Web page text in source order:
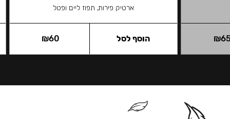
₪
ארטיק פירות, תפוז ליים ופטל
₪60 הוסף לסל